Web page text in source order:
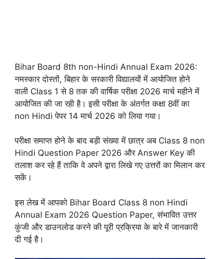
Bihar Board 8th non-Hindi Annual Exam 2026:
नमस्कार दोस्तों, बिहार के सरकारी विद्यालयों में आयोजित होने
वाली Class 1 से 8 तक की वार्षिक परीक्षा 2026 मार्च महीने में
आयोजित की जा रही है। इसी परीक्षा के अंतर्गत कक्षा 8वीं का
non Hindi पेपर 14 मार्च 2026 को लिया गया।
परीक्षा समाप्त होने के बाद बड़ी संख्या में छात्र अब Class 8 non
Hindi Question Paper 2026 और Answer Key की
तलाश कर रहे हैं ताकि वे अपने द्वारा लिखे गए उत्तरों का मिलान कर
सकें।
इस लेख में आपको Bihar Board Class 8 non Hindi
Annual Exam 2026 Question Paper, संभावित उत्तर
कुंजी और डाउनलोड करने की पूरी प्रक्रिया के बारे में जानकारी
दी गई है।